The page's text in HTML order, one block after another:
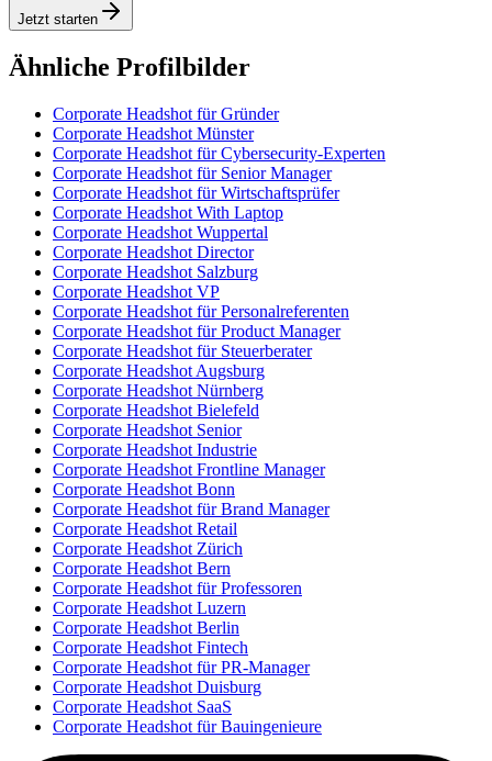
Jetzt starten
Ähnliche Profilbilder
Corporate Headshot für Gründer
Corporate Headshot Münster
Corporate Headshot für Cybersecurity-Experten
Corporate Headshot für Senior Manager
Corporate Headshot für Wirtschaftsprüfer
Corporate Headshot With Laptop
Corporate Headshot Wuppertal
Corporate Headshot Director
Corporate Headshot Salzburg
Corporate Headshot VP
Corporate Headshot für Personalreferenten
Corporate Headshot für Product Manager
Corporate Headshot für Steuerberater
Corporate Headshot Augsburg
Corporate Headshot Nürnberg
Corporate Headshot Bielefeld
Corporate Headshot Senior
Corporate Headshot Industrie
Corporate Headshot Frontline Manager
Corporate Headshot Bonn
Corporate Headshot für Brand Manager
Corporate Headshot Retail
Corporate Headshot Zürich
Corporate Headshot Bern
Corporate Headshot für Professoren
Corporate Headshot Luzern
Corporate Headshot Berlin
Corporate Headshot Fintech
Corporate Headshot für PR-Manager
Corporate Headshot Duisburg
Corporate Headshot SaaS
Corporate Headshot für Bauingenieure